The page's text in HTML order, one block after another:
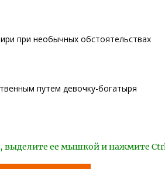
при необычных обстоятельствах
путем девочку-богатыря
выделите ее мышкой и нажмите